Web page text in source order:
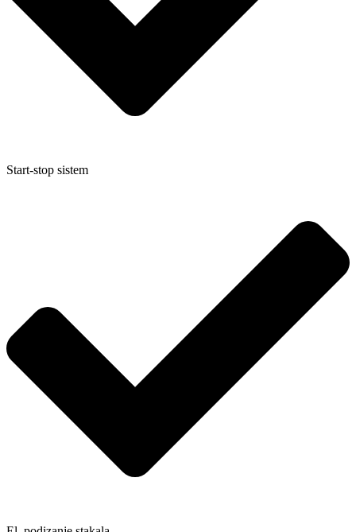
Start-stop sistem